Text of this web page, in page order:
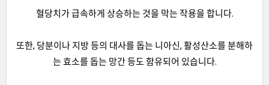
혈당치가 급속하게 상승하는 것을 막는 작용을 합니다.
또한, 당분이나 지방 등의 대사를 돕는 니아신, 활성산소를 분해하
는 효소를 돕는 망간 등도 함유되어 있습니다.